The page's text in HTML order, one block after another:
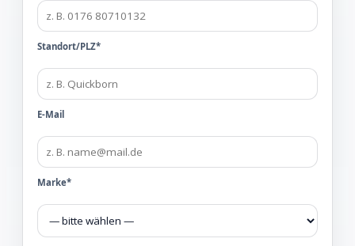
Standort/PLZ*
E-Mail
Marke*